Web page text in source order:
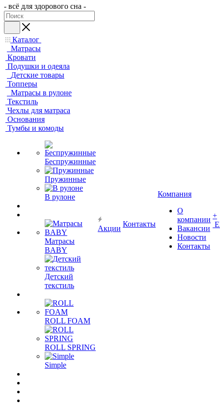
- всё для здорового сна -
Каталог
Матрасы
Кровати
Подушки и одеяла
Детские товары
Топперы
Матрасы в рулоне
Текстиль
Чехлы для матраса
Основания
Тумбы и комоды
Беспружинные
Пружинные
В рулоне
Матрасы
BABY
Детский
текстиль
ROLL FOAM
ROLL SPRING
Simple
Акции
Контакты
Компания
О
компании
Вакансии
Новости
Контакты
+